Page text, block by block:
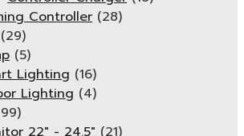
Controller (28)
(29)
(5)
Lighting (16)
Lighting (4)
22" - 24.5" (21)